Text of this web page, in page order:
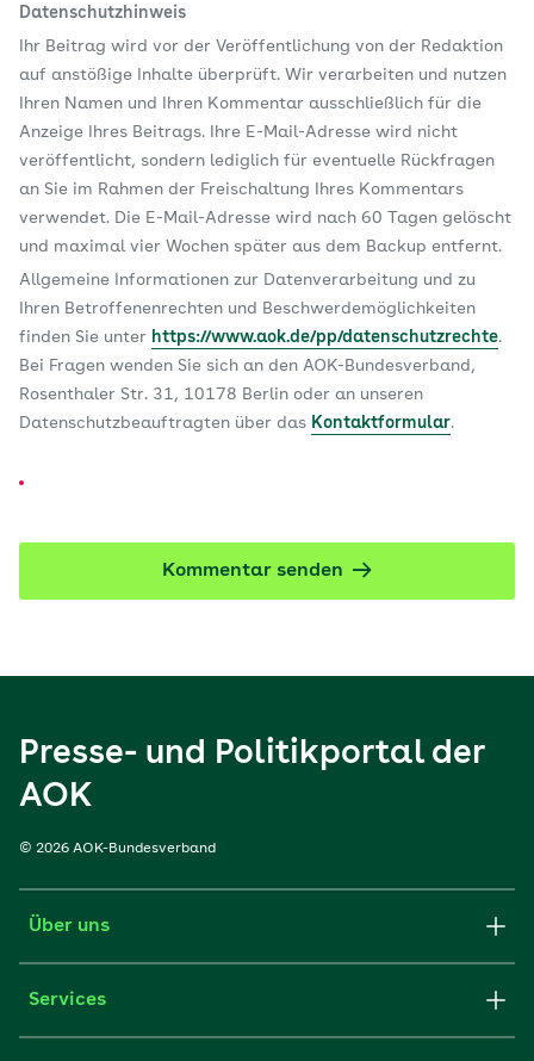
Datenschutzhinweis
Ihr Beitrag wird vor der Veröffentlichung von der Redaktion
auf anstößige Inhalte überprüft. Wir verarbeiten und nutzen
Ihren Namen und Ihren Kommentar ausschließlich für die
Anzeige Ihres Beitrags. Ihre E-Mail-Adresse wird nicht
veröffentlicht, sondern lediglich für eventuelle Rückfragen
an Sie im Rahmen der Freischaltung Ihres Kommentars
verwendet. Die E-Mail-Adresse wird nach 60 Tagen gelöscht
und maximal vier Wochen später aus dem Backup entfernt.
Allgemeine Informationen zur Datenverarbeitung und zu
Ihren Betroffenenrechten und Beschwerdemöglichkeiten
finden Sie unter https://www.aok.de/pp/datenschutzrechte.
Bei Fragen wenden Sie sich an den AOK-Bundesverband,
Rosenthaler Str. 31, 10178 Berlin oder an unseren
Datenschutzbeauftragten über das Kontaktformular.
Kommentar senden
Presse- und Politikportal der
AOK
© 2026 AOK-Bundesverband
Über uns
Services